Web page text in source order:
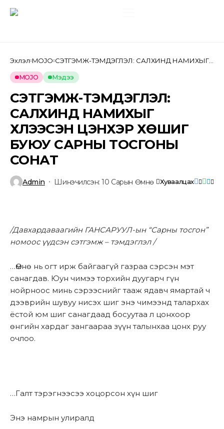
Эхлэл MOJO СЭТГЭМЖ-ТЭМДЭГЛЭЛ: САЛХИНД НАМИХЫГ
ТОСГОНЫ СОНАТ
MOJO Мэдээ
СЭТГЭМЖ-ТЭМДЭГЛЭЛ:
САЛХИНД НАМИХЫГ
ХҮЛЭЭСЭН ЦЭНХЭР ХӨШИГ
БУЮУ САРНЫ ТОСГОНЫ
СОНАТ
Admin Шинэчилсэн: 10 Сарын Өмнө Хуваалцах
/Давхардаваагийн ГАНСАРУУЛ-ын “Сарны тосгон”
номоос үүдсэн сэтгэмж – тэмдэглэл /
…Өмнө нь огт ирж байгаагүй газраа сэрсэн мэт
санагдав. Юун чимээ торхийн дуугарч гүн
нойрноос минь сэрээснийг тааж ядавч ямартай ч
дээврийн шувуу нисэх шиг энэ чимээнд талархах
ёстой юм шиг санагдаад босуутаа л цонхоор
өнгийн хардаг зангаараа зүүн талынхаа цонх руу
очлоо.
…Галт тэрэгнээсээ хоцорсон хүн шиг
Энэ намрын улиралд